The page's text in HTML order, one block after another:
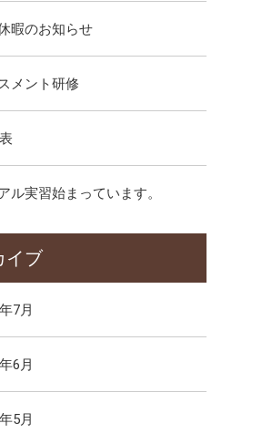
暇のお知らせ
メント研修
ル実習始まっています。
7月
6月
5月